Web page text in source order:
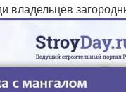
владельцев